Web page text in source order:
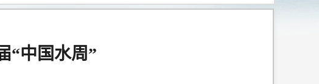
“中国水周”